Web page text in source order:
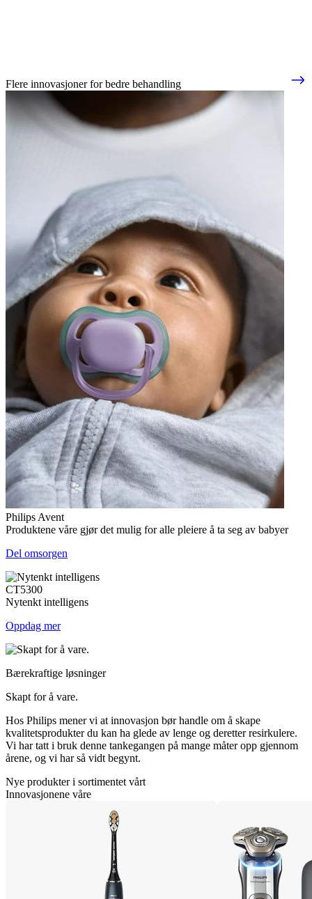
Flere innovasjoner for bedre behandling
Philips Avent
Produktene våre gjør det mulig for alle pleiere å ta seg av babyer
Del omsorgen
CT5300
Nytenkt intelligens
Oppdag mer
Bærekraftige løsninger
Skapt for å vare.
Hos Philips mener vi at innovasjon bør handle om å skape
kvalitetsprodukter du kan ha glede av lenge og deretter resirkulere.
Vi har tatt i bruk denne tankegangen på mange måter opp gjennom
årene, og vi har så vidt begynt.
Nye produkter i sortimentet vårt
Innovasjonene våre